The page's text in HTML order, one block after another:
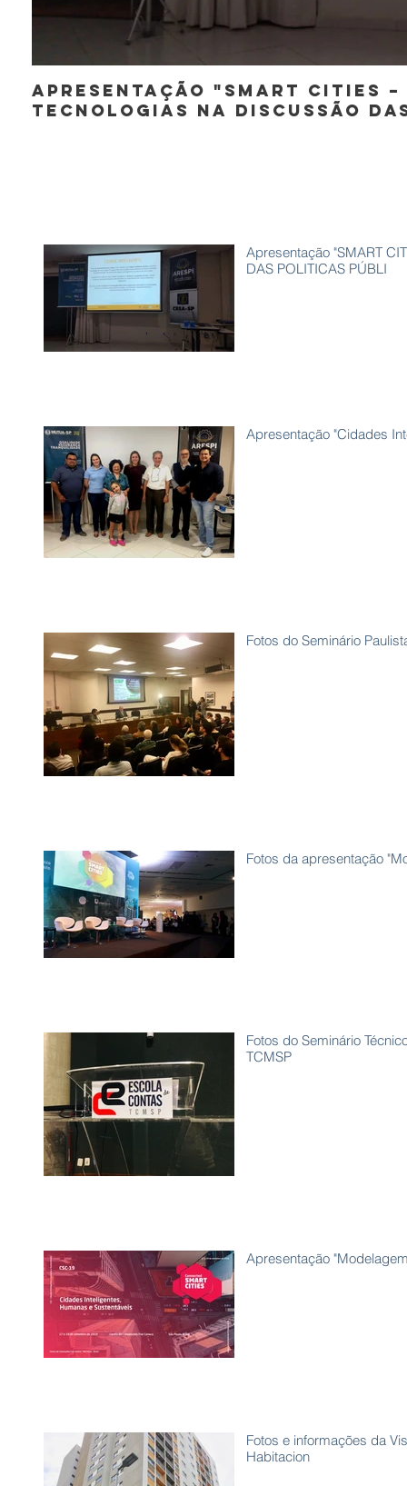
Apresentação "SMART CITIES –
TECNOLOGIAS NA DISCUSSÃO
Apresentação "SMART
DAS POLITICAS PÚBLI
Apresentação "Cidades
Fotos do Seminário
Fotos da apresentação
Fotos do Seminário
TCMSP
Apresentação
Fotos e informações da
Habitacion